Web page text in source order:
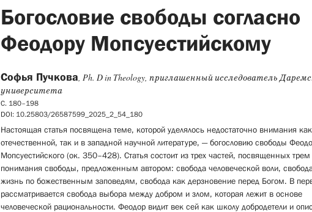
Богословие свободы согласно
Феодору Мопсуестийскому
Софья Пучкова, Ph. D in Theology, приглашенный исследователь
университета
С. 180–198
DOI: 10.25803/26587599_2025_2_54_180
Настоящая статья посвящена теме, которой уделялось недостаточно внимания
отечественной, так и в западной научной литературе, — богословию свободы
Мопсуестийского (ок. 350–428). Статья состоит из трех частей, посвященных
понимания свободы, предложенным автором: свобода человеческой воли,
жизнь по божественным заповедям, свобода как дерзновение перед Богом. В
рассматривается свобода выбора между добром и злом, которая лежит в основе
человеческой рациональности. Феодор видит век сей как школу добродетели и